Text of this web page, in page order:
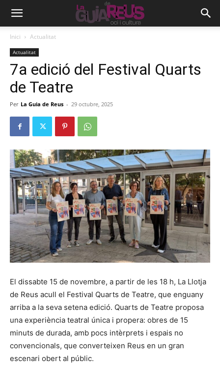
Inici Actualitat
Actualitat
7a edició del Festival Quarts
de Teatre
Per La Guia de Reus - 29 octubre, 2025
El dissabte 15 de novembre, a partir de les 18 h, La Llotja
de Reus acull el Festival Quarts de Teatre, que enguany
arriba a la seva setena edició. Quarts de Teatre proposa
una experiència teatral única i propera: obres de 15
minuts de durada, amb pocs intèrprets i espais no
convencionals, que converteixen Reus en un gran
escenari obert al públic.